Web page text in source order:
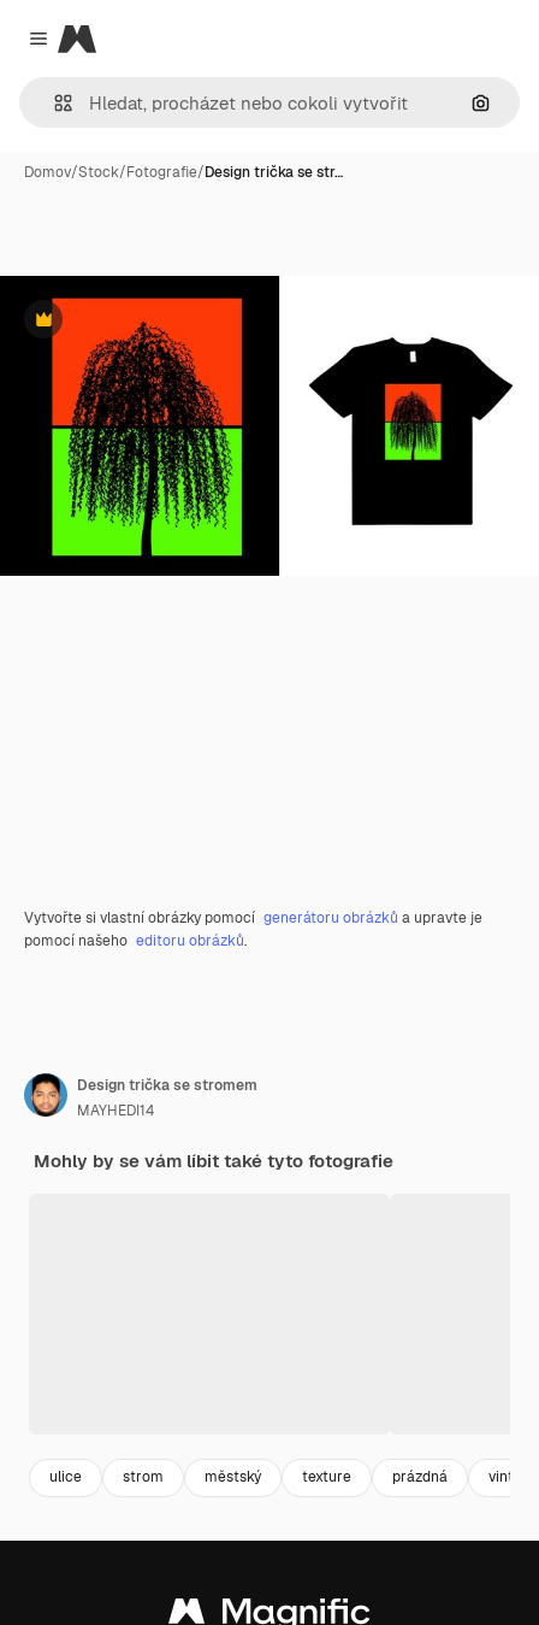
Close menu
Magnific
Hledat
Domov/Stock/Fotografie/Design trička se str…
Premium
Vytvořte si vlastní obrázky pomocí generátoru obrázků a upravte je
pomocí našeho editoru obrázků.
Design trička se stromem
MAYHEDI14
Mohly by se vám líbit také tyto fotografie
ulice strom městský texture prázdná vintage